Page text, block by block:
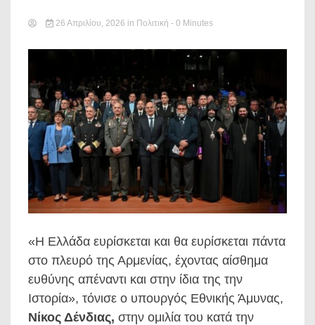
26 Απριλίου, 2026 in Πολιτική - 0 Minutes
«Η Ελλάδα ευρίσκεται και θα ευρίσκεται πάντα
στο πλευρό της Αρμενίας, έχοντας αίσθημα
ευθύνης απέναντι και στην ίδια της την
Ιστορία», τόνισε ο υπουργός Εθνικής Άμυνας,
Νίκος Δένδιας, στην ομιλία του κατά την